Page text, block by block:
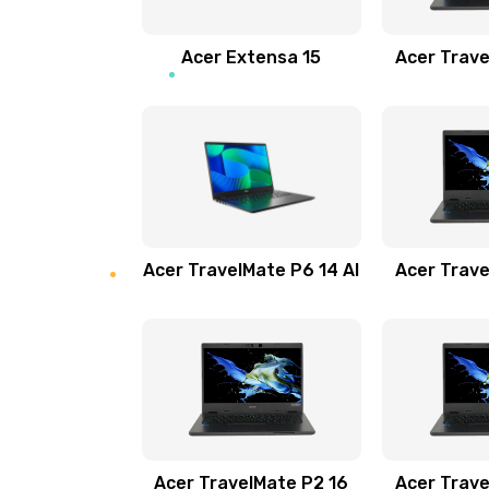
Замена оперативной памяти
Замена термопасты
Замена шлейфа матрицы
Замена экрана
Acer Extensa 15 Acer
Acer TravelMate P6 14 AI Acer
Acer TravelMate P2 16 Acer